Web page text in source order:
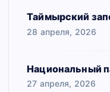
Таймырский
28 апреля, 2026
Национальный
27 апреля, 2026